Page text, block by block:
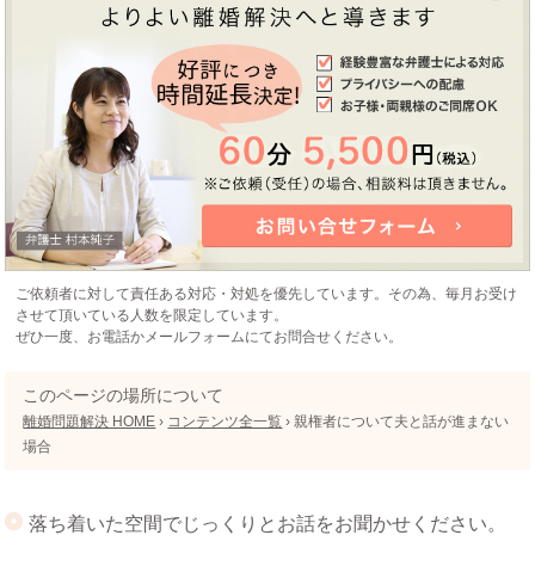
ご依頼者に対して責任ある対応・対処を優先しています。その為、毎月お受け
させて頂いている人数を限定しています。
ぜひ一度、お電話かメールフォームにてお問合せください。
このページの場所について
離婚問題解決 HOME › コンテンツ全一覧 › 親権者について夫と話が進まない
場合
落ち着いた空間でじっくりとお話をお聞かせください。